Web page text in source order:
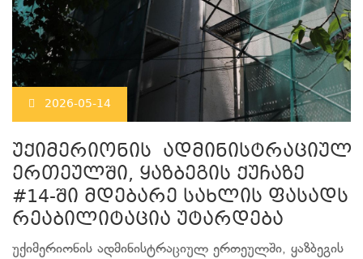
2026-05-14
უქიმერიონის ადმინისტრაციულ
ერთეულში, ყაზბეგის ქუჩაზე
#14-ში მდებარე სახლის ფასადს
რეაბილიტაცია უტარდება
უქიმერიონის ადმინისტრაციულ ერთეულში, ყაზბეგის